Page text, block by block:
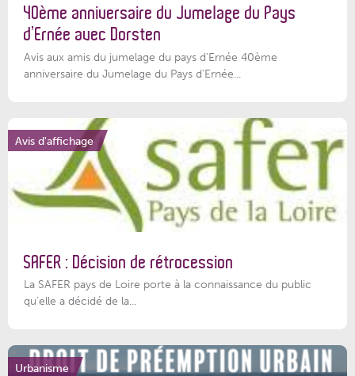
40ème anniversaire du Jumelage du Pays
d’Ernée avec Dorsten
Avis aux amis du jumelage du pays d'Ernée 40ème
anniversaire du Jumelage du Pays d'Ernée...
Avis d'affichage
SAFER : Décision de rétrocession
La SAFER pays de Loire porte à la connaissance du public
qu’elle a décidé de la...
Urbanisme